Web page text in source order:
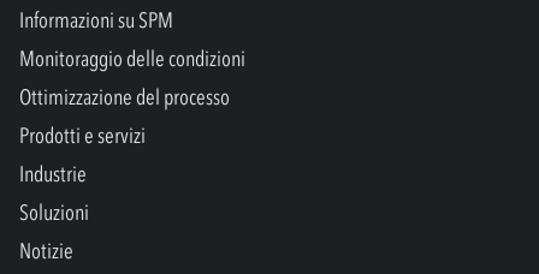
Informazioni su SPM
Monitoraggio delle condizioni
Ottimizzazione del processo
Prodotti e servizi
Industrie
Soluzioni
Notizie